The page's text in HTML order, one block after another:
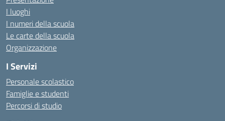
I luoghi
I numeri della scuola
Le carte della scuola
Organizzazione
I Servizi
Personale scolastico
Famiglie e studenti
Percorsi di studio